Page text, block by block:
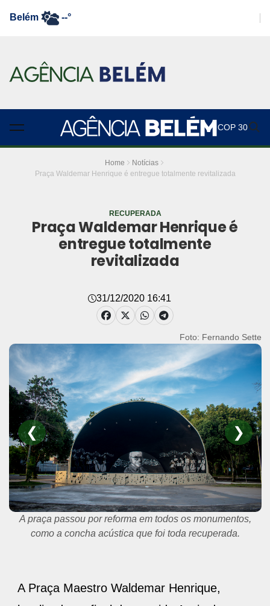
Belém --°
COP 30
Home
Notícias
Praça Waldemar Henrique é entregue totalmente revitalizada
RECUPERADA
Praça Waldemar Henrique é
entregue totalmente
revitalizada
31/12/2020 16:41
Foto: Fernando Sette
❮ ❯
A entrega da praça contou com a presença do prefeito
Zenaldo Coutinho.
A Praça Maestro Waldemar Henrique,